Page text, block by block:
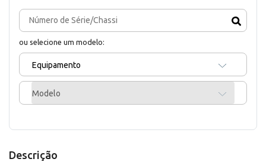
ou selecione um modelo:
Equipamento
Modelo
Descrição